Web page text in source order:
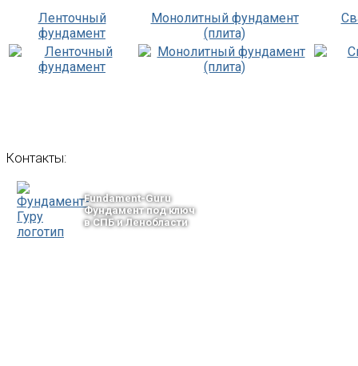
Ленточный
фундамент
Монолитный фундамент
(плита)
Контакты:
Fundament-Guru
Фундамент под ключ
в СПБ и Ленобласти